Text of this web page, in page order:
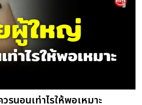
รนอนเท่าไรให้พอเหมาะ